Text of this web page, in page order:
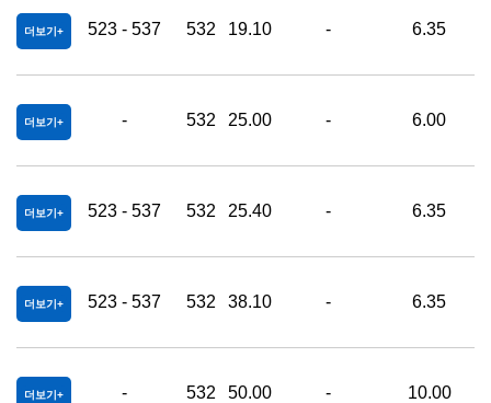
더보기 523 - 537 532 19.10 - 6.35
더보기 - 532 25.00 - 6.00
더보기 523 - 537 532 25.40 - 6.35
더보기 523 - 537 532 38.10 - 6.35
더보기 - 532 50.00 - 10.00